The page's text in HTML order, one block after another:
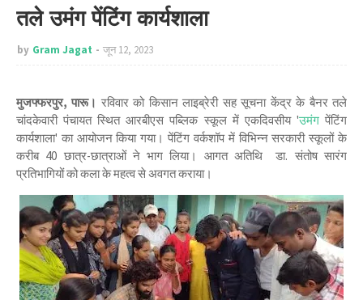
तले उमंग पेंटिंग कार्यशाला
by Gram Jagat जून 12, 2023
मुजफ्फरपुर, पारू। रविवार को किसान लाइब्रेरी सह सूचना केंद्र के बैनर तले
चांदकेवारी पंचायत स्थित आरबीएस पब्लिक स्कूल में एकदिवसीय 'उमंगपेंटिंग
कार्यशाला' का आयोजन किया गया। पेंटिंग वर्कशॉप में विभिन्न सरकारी स्कूलों के
करीब 40 छात्र-छात्राओं ने भाग लिया। आगत अतिथि डा. संतोष सारंग
प्रतिभागियों को कला के महत्व से अवगत कराया।